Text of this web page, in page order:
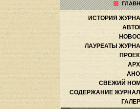
ИСТОРИЯ
ЛАУРЕАТЫ
СВЕЖИЙ
СОДЕРЖАНИЕ